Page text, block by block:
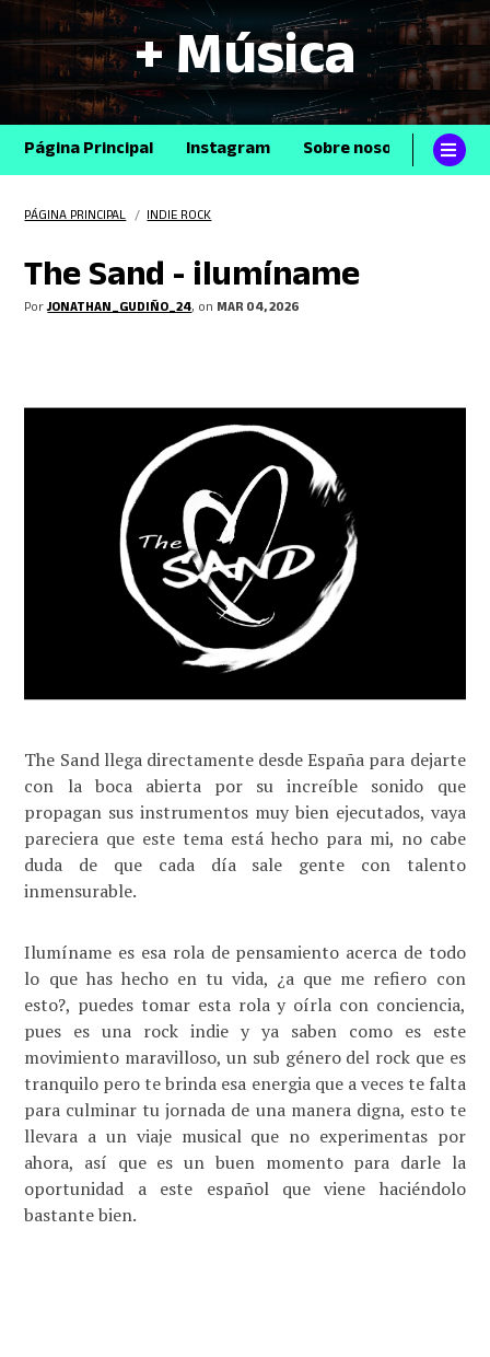
+ Música
Página Principal Instagram Sobre nosotros
PÁGINA PRINCIPAL /INDIE ROCK
The Sand - ilumíname
PorJONATHAN_GUDIÑO_24, on MAR 04, 2026
The Sand llega directamente desde España para dejarte
con la boca abierta por su increíble sonido que
propagan sus instrumentos muy bien ejecutados, vaya
pareciera que este tema está hecho para mi, no cabe
duda de que cada día sale gente con talento
inmensurable.
Ilumíname es esa rola de pensamiento acerca de todo
lo que has hecho en tu vida, ¿a que me refiero con
esto?, puedes tomar esta rola y oírla con conciencia,
pues es una rock indie y ya saben como es este
movimiento maravilloso, un sub género del rock que es
tranquilo pero te brinda esa energia que a veces te falta
para culminar tu jornada de una manera digna, esto te
llevara a un viaje musical que no experimentas por
ahora, así que es un buen momento para darle la
oportunidad a este español que viene haciéndolo
bastante bien.